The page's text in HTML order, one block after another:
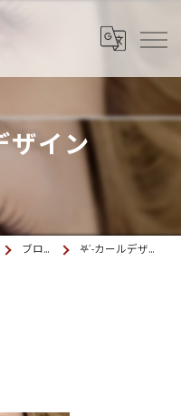
ザイン
ブログ 𖤐´-カールデザイン